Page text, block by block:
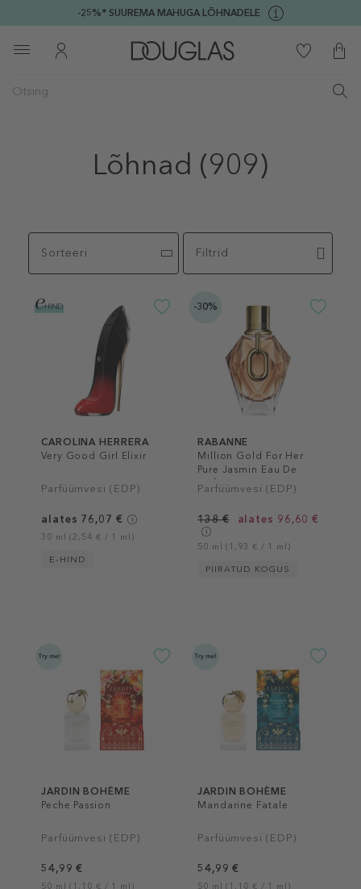
-25%* SUUREMA MAHUGA LÕHNADELE
Lõhnad (909)
Sorteeri Filtrid
CAROLINA HERRERA
Very Good Girl Elixir
Parfüümvesi (EDP)
alates 76,07 €
30 ml (2,54 € / 1 ml)
E-HIND
-30%
RABANNE
Million Gold For Her
Pure Jasmin Eau De
Parfum
Parfüümvesi (EDP)
138 € alates 96,60 €
50 ml (1,93 € / 1 ml)
PIIRATUD KOGUS
JARDIN BOHÈME
Peche Passion
Parfüümvesi (EDP)
54,99 €
50 ml (1,10 € / 1 ml)
JARDIN BOHÈME
Mandarine Fatale
Parfüümvesi (EDP)
54,99 €
50 ml (1,10 € / 1 ml)